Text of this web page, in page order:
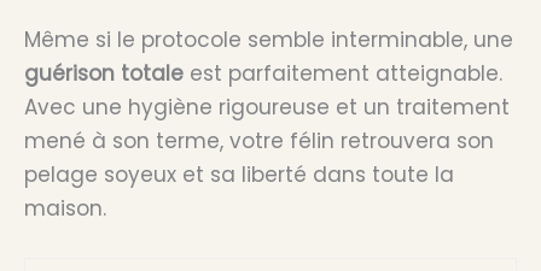
Même si le protocole semble interminable, une
guérison totale est parfaitement atteignable.
Avec une hygiène rigoureuse et un traitement
mené à son terme, votre félin retrouvera son
pelage soyeux et sa liberté dans toute la
maison.